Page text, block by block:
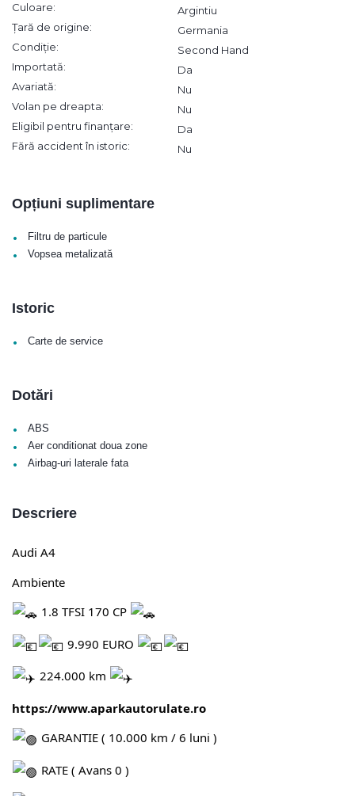
Culoare:
Argintiu
Țară de origine:
Germania
Condiție:
Second Hand
Importată:
Da
Avariată:
Nu
Volan pe dreapta:
Nu
Eligibil pentru finanțare:
Da
Fără accident în istoric:
Nu
Opțiuni suplimentare
• Filtru de particule
• Vopsea metalizată
Istoric
• Carte de service
Dotări
• ABS
• Aer conditionat doua zone
• Airbag-uri laterale fata
Descriere
Audi A4
Ambiente
1.8 TFSI 170 CP
9.990 EURO
224.000 km
https://www.aparkautorulate.ro
GARANTIE ( 10.000 km / 6 luni )
RATE ( Avans 0 )